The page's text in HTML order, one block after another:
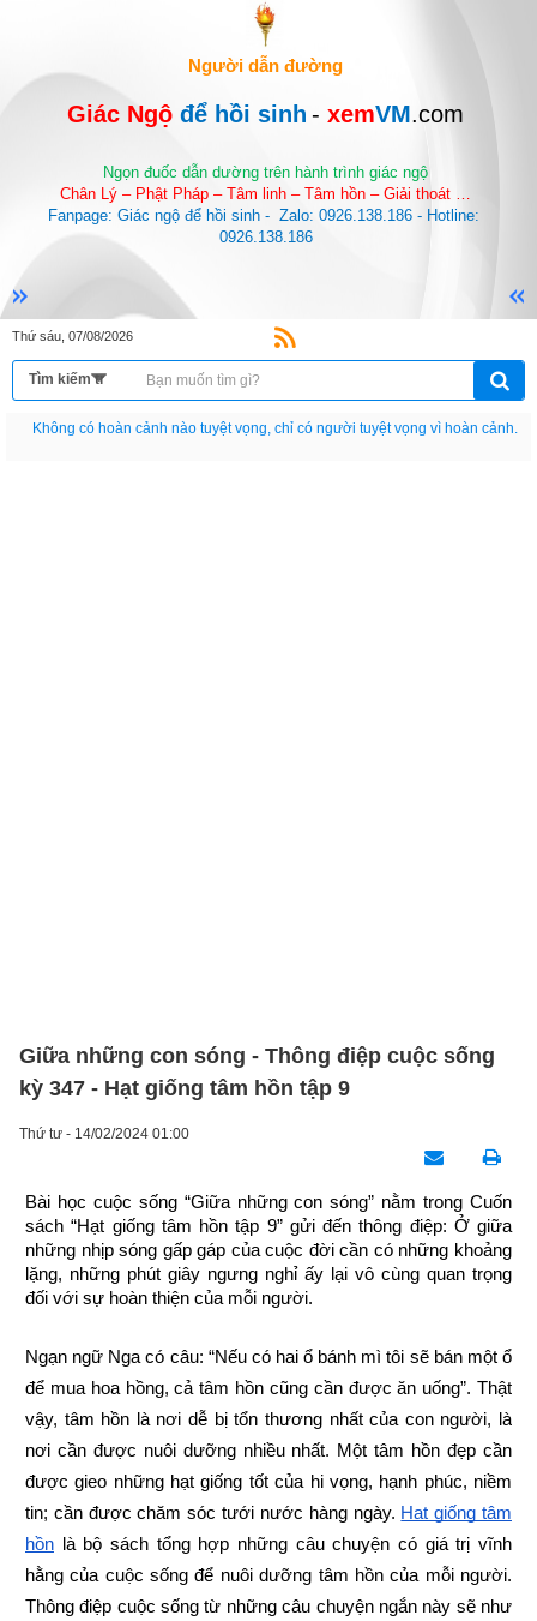
Người dẫn đường
Giác Ngộ để hồi sinh - xemVM.com
Ngọn đuốc dẫn dường trên hành trình giác ngộ
Chân Lý – Phật Pháp – Tâm linh – Tâm hồn – Giải thoát …
Fanpage: Giác ngộ để hồi sinh -  Zalo: 0926.138.186 - Hotline:
0926.138.186
Thứ sáu, 07/08/2026
Nếu như không chịu học tập thì cho dù đi vạn dặm đường cũng chỉ là anh đưa
Giữa những con sóng - Thông điệp cuộc sống
kỳ 347 - Hạt giống tâm hồn tập 9
Thứ tư - 14/02/2024 01:00
Bài học cuộc sống “Giữa những con sóng” nằm trong Cuốn
sách “Hạt giống tâm hồn tập 9” gửi đến thông điệp: Ở giữa
những nhịp sóng gấp gáp của cuộc đời cần có những khoảng
lặng, những phút giây ngưng nghỉ ấy lại vô cùng quan trọng
đối với sự hoàn thiện của mỗi người.
Ngạn ngữ Nga có câu: “Nếu có hai ổ bánh mì tôi sẽ bán một ổ
để mua hoa hồng, cả tâm hồn cũng cần được ăn uống”. Thật
vậy, tâm hồn là nơi dễ bị tổn thương nhất của con người, là
nơi cần được nuôi dưỡng nhiều nhất. Một tâm hồn đẹp cần
được gieo những hạt giống tốt của hi vọng, hạnh phúc, niềm
tin; cần được chăm sóc tưới nước hàng ngày. Hạt giống tâm
hồn là bộ sách tổng hợp những câu chuyện có giá trị vĩnh
hằng của cuộc sống để nuôi dưỡng tâm hồn của mỗi người.
Thông điệp cuộc sống từ những câu chuyện ngắn này sẽ như